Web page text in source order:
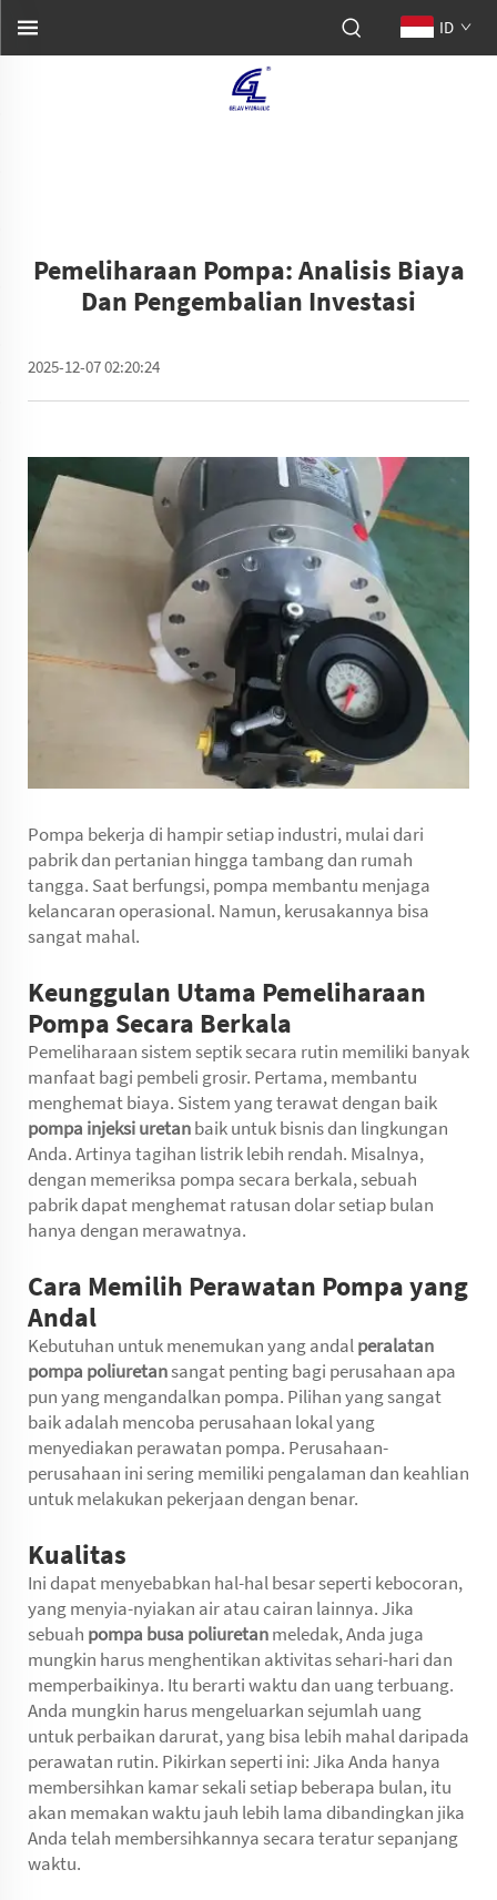
ID
Pemeliharaan Pompa: Analisis Biaya
Dan Pengembalian Investasi
2025-12-07 02:20:24
Pompa bekerja di hampir setiap industri, mulai dari
pabrik dan pertanian hingga tambang dan rumah
tangga. Saat berfungsi, pompa membantu menjaga
kelancaran operasional. Namun, kerusakannya bisa
sangat mahal.
Keunggulan Utama Pemeliharaan
Pompa Secara Berkala
Pemeliharaan sistem septik secara rutin memiliki banyak
manfaat bagi pembeli grosir. Pertama, membantu
menghemat biaya. Sistem yang terawat dengan baik
pompa injeksi uretanbaik untuk bisnis dan lingkungan
Anda. Artinya tagihan listrik lebih rendah. Misalnya,
dengan memeriksa pompa secara berkala, sebuah
pabrik dapat menghemat ratusan dolar setiap bulan
hanya dengan merawatnya.
Cara Memilih Perawatan Pompa yang
Andal
Kebutuhan untuk menemukan yang andalperalatan
pompa poliuretansangat penting bagi perusahaan apa
pun yang mengandalkan pompa. Pilihan yang sangat
baik adalah mencoba perusahaan lokal yang
menyediakan perawatan pompa. Perusahaan-
perusahaan ini sering memiliki pengalaman dan keahlian
untuk melakukan pekerjaan dengan benar.
Kualitas
Ini dapat menyebabkan hal-hal besar seperti kebocoran,
yang menyia-nyiakan air atau cairan lainnya. Jika
sebuah pompa busa poliuretanmeledak, Anda juga
mungkin harus menghentikan aktivitas sehari-hari dan
memperbaikinya. Itu berarti waktu dan uang terbuang.
Anda mungkin harus mengeluarkan sejumlah uang
untuk perbaikan darurat, yang bisa lebih mahal daripada
perawatan rutin. Pikirkan seperti ini: Jika Anda hanya
membersihkan kamar sekali setiap beberapa bulan, itu
akan memakan waktu jauh lebih lama dibandingkan jika
Anda telah membersihkannya secara teratur sepanjang
waktu.